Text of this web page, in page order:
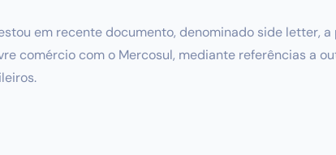
em recente documento, denominado side letter, a
comércio com o Mercosul, mediante referências a